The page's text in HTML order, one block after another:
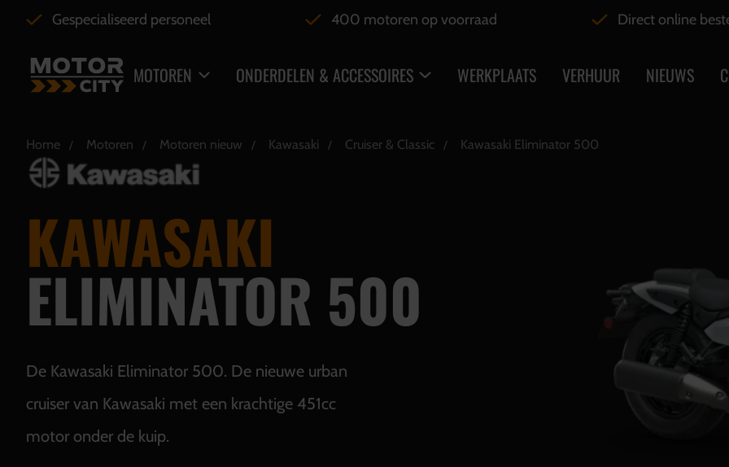
Gespecialiseerd personeel 400 motoren op voorraad Direct online
MOTOREN ONDERDELEN & ACCESSOIRES WERKPLAATS VERHUUR NIEUWS
Home Motoren Motoren nieuw Kawasaki Cruiser & Classic Kawasaki Eliminator 500
KAWASAKI
ELIMINATOR 500
De Kawasaki Eliminator 500. De nieuwe urban
cruiser van Kawasaki met een krachtige 451cc
motor onder de kuip.